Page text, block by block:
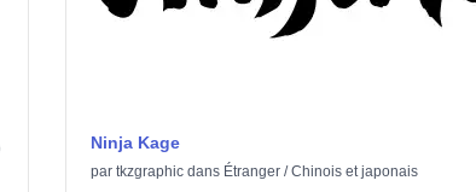
Ninja Kage
par tkzgraphicdans Étranger/Chinois et japonais